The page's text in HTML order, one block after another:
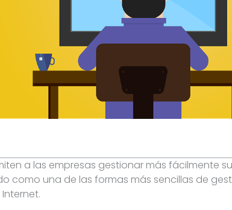
a las empresas gestionar más fácilmente
como una de las formas más sencillas de